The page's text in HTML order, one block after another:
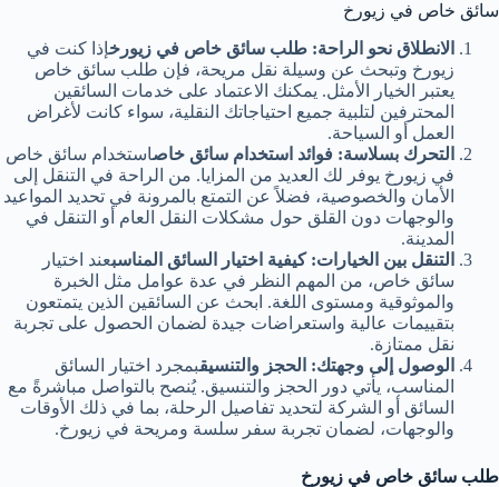
سائق خاص في زيورخ
الانطلاق نحو الراحة: طلب سائق خاص في زيورخإذا كنت في
زيورخ وتبحث عن وسيلة نقل مريحة، فإن طلب سائق خاص
يعتبر الخيار الأمثل. يمكنك الاعتماد على خدمات السائقين
المحترفين لتلبية جميع احتياجاتك النقلية، سواء كانت لأغراض
العمل أو السياحة.
التحرك بسلاسة: فوائد استخدام سائق خاصاستخدام سائق خاص
في زيورخ يوفر لك العديد من المزايا. من الراحة في التنقل إلى
الأمان والخصوصية، فضلاً عن التمتع بالمرونة في تحديد المواعيد
والوجهات دون القلق حول مشكلات النقل العام أو التنقل في
المدينة.
التنقل بين الخيارات: كيفية اختيار السائق المناسبعند اختيار
سائق خاص، من المهم النظر في عدة عوامل مثل الخبرة
والموثوقية ومستوى اللغة. ابحث عن السائقين الذين يتمتعون
بتقييمات عالية واستعراضات جيدة لضمان الحصول على تجربة
نقل ممتازة.
الوصول إلى وجهتك: الحجز والتنسيقبمجرد اختيار السائق
المناسب، يأتي دور الحجز والتنسيق. يُنصح بالتواصل مباشرةً مع
السائق أو الشركة لتحديد تفاصيل الرحلة، بما في ذلك الأوقات
والوجهات، لضمان تجربة سفر سلسة ومريحة في زيورخ.
طلب سائق خاص في زيورخ